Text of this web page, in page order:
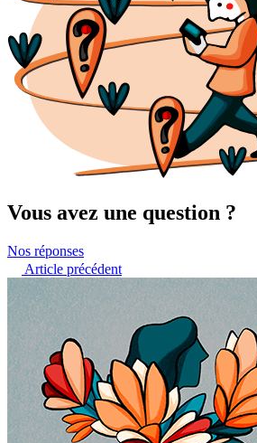
Vous avez une question ?
Nos réponses
Article précédent